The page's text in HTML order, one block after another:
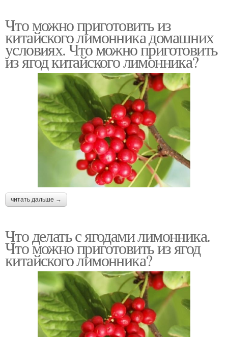
Что можно приготовить из
китайского лимонника домашних
условиях. Что можно приготовить
из ягод китайского лимонника?
читать дальше →
Что делать с ягодами лимонника.
Что можно приготовить из ягод
китайского лимонника?